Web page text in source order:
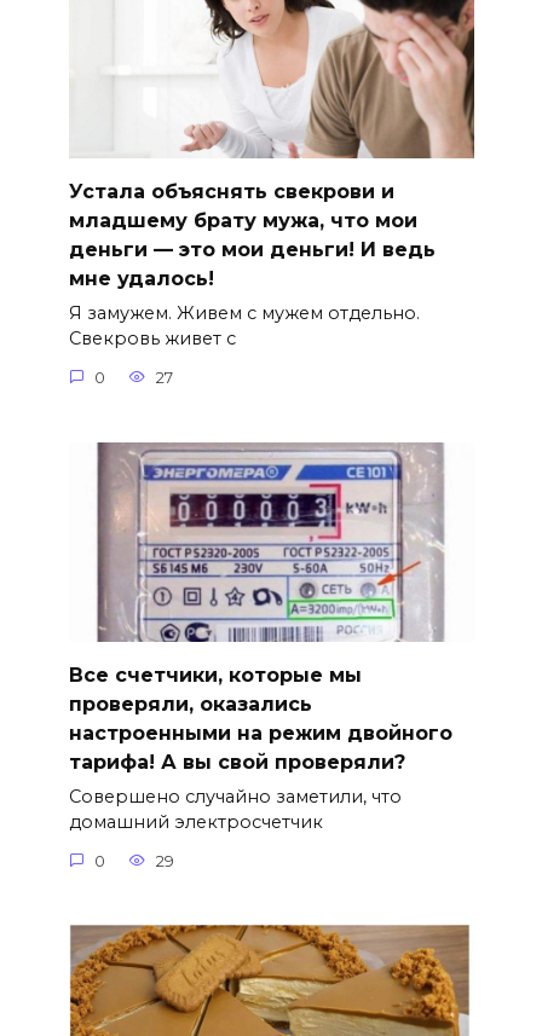
Устала объяснять свекрови и
младшему брату мужа, что мои
деньги — это мои деньги! И ведь
мне удалось!
Я замужем. Живем с мужем отдельно.
Свекровь живет с
0 27
Все счетчики, которые мы
проверяли, оказались
настроенными на режим двойного
тарифа! А вы свой проверяли?
Совершено случайно заметили, что
домашний электросчетчик
0 29